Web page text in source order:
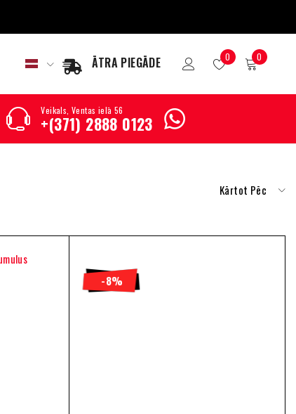
ĀTRA PIEGĀDE 0 0
Veikals, Ventas ielā 56
+(371) 2888 0123
Kārtot Pēc
-8%